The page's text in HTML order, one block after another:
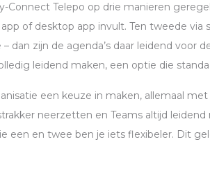
Connect Telepo op drie manieren
of desktop app invult. Ten tweede
dan zijn de agenda’s daar leidend voor
leidend maken, een optie die
een keuze in maken, allemaal
neerzetten en Teams altijd
een en twee ben je iets flexibeler. Dit